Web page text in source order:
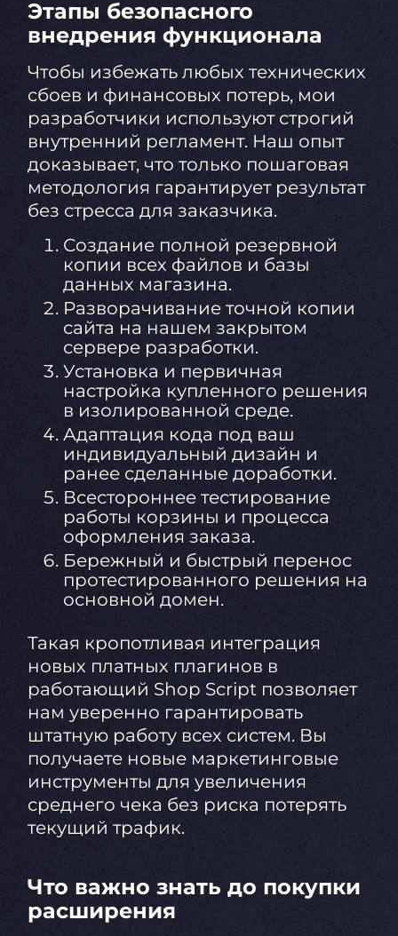
Этапы безопасного
внедрения функционала
Чтобы избежать любых технических
сбоев и финансовых потерь, мои
разработчики используют строгий
внутренний регламент. Наш опыт
доказывает, что только пошаговая
методология гарантирует результат
без стресса для заказчика.
Создание полной резервной
копии всех файлов и базы
данных магазина.
Разворачивание точной копии
сайта на нашем закрытом
сервере разработки.
Установка и первичная
настройка купленного решения
в изолированной среде.
Адаптация кода под ваш
индивидуальный дизайн и
ранее сделанные доработки.
Всестороннее тестирование
работы корзины и процесса
оформления заказа.
Бережный и быстрый перенос
протестированного решения на
основной домен.
Такая кропотливая интеграция
новых платных плагинов в
работающий Shop Script позволяет
нам уверенно гарантировать
штатную работу всех систем. Вы
получаете новые маркетинговые
инструменты для увеличения
среднего чека без риска потерять
текущий трафик.
Что важно знать до покупки
расширения